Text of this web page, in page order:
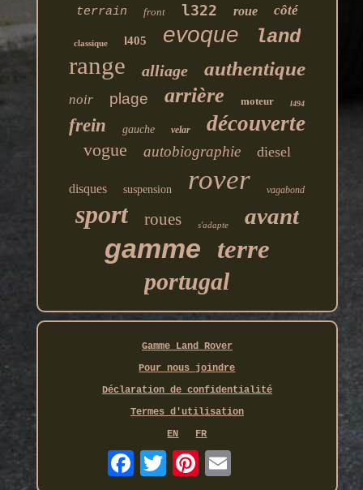
terrain front l322 roue côté
classique l405 evoque land
range alliage authentique
noir plage arrière moteur l494
frein gauche velar découverte
vogue autobiographie diesel
disques suspension rover vagabond
sport roues s'adapte avant
gamme terre
portugal
Gamme Land Rover
Pour nous joindre
Déclaration de confidentialité
Termes d'utilisation
EN
FR